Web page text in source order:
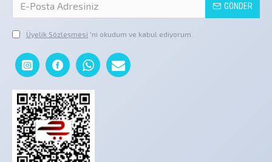
GÖNDER
Üyelik Sözleşmesi 'ni okudum ve kabul ediyorum.